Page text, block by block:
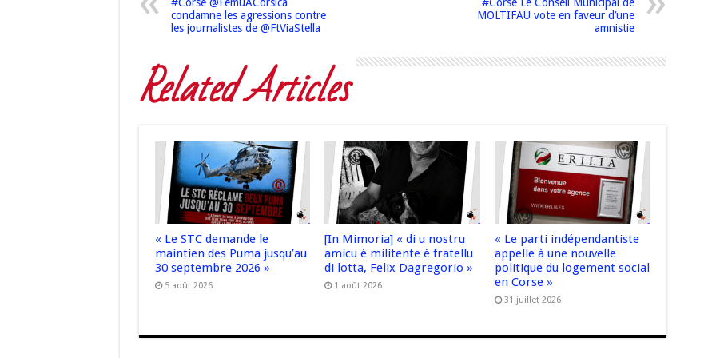
condamne les agressions contre
les journalistes de @FtViaStella
MOLTIFAU vote en faveur d’une
amnistie
Related Articles
« Le STC demande le
maintien des Puma jusqu’au
30 septembre 2026 »
5 août 2026
[In Mimoria] « di u nostru
amicu è militente è fratellu
di lotta, Felix Dagregorio »
1 août 2026
« Le parti indépendantiste
appelle à une nouvelle
politique du logement social
en Corse »
31 juillet 2026